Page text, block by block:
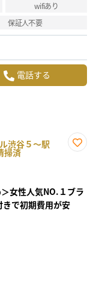
wifiあり
保証人不要
電話する
渋谷５～駅
掃済
女性人気NO.１ブラ
で初期費用が安